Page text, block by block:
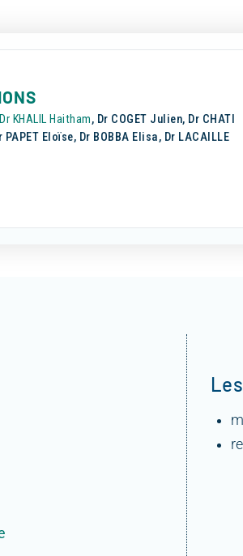
Dr KHALIL Haitham, Dr COGET Julien, Dr CHATI
Eloïse, Dr BOBBA Elisa, Dr LACAILLE